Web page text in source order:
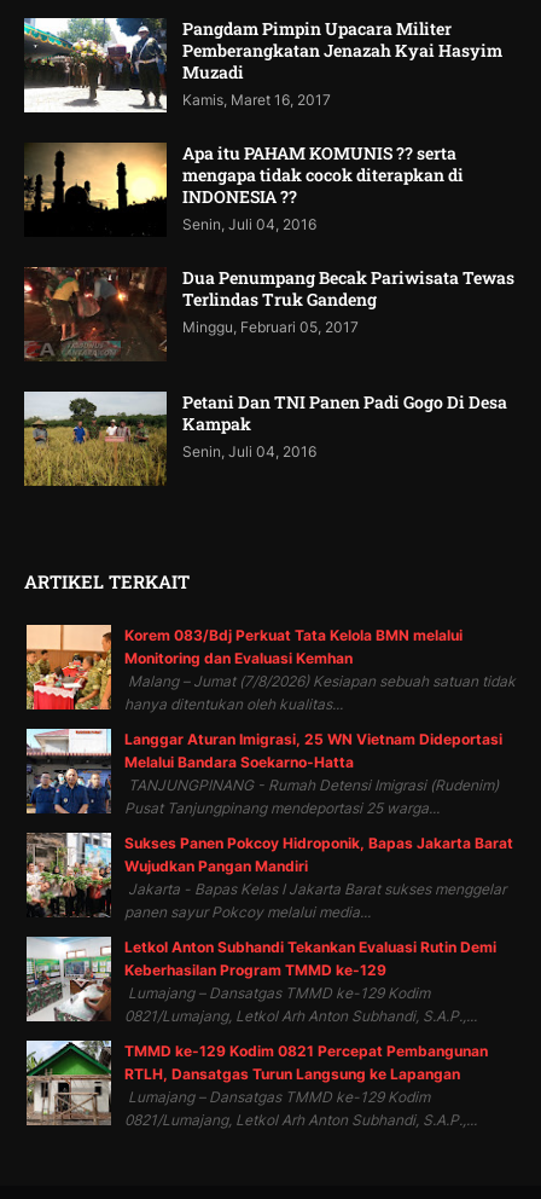
Pangdam Pimpin Upacara Militer
Pemberangkatan Jenazah Kyai Hasyim
Muzadi
Kamis, Maret 16, 2017
Apa itu PAHAM KOMUNIS ?? serta
mengapa tidak cocok diterapkan di
INDONESIA ??
Senin, Juli 04, 2016
Dua Penumpang Becak Pariwisata Tewas
Terlindas Truk Gandeng
Minggu, Februari 05, 2017
Petani Dan TNI Panen Padi Gogo Di Desa
Kampak
Senin, Juli 04, 2016
ARTIKEL TERKAIT
Korem 083/Bdj Perkuat Tata Kelola BMN melalui
Monitoring dan Evaluasi Kemhan
Malang – Jumat (7/8/2026) Kesiapan sebuah satuan tidak
hanya ditentukan oleh kualitas...
Langgar Aturan Imigrasi, 25 WN Vietnam Dideportasi
Melalui Bandara Soekarno-Hatta
TANJUNGPINANG - Rumah Detensi Imigrasi (Rudenim)
Pusat Tanjungpinang mendeportasi 25 warga...
Sukses Panen Pokcoy Hidroponik, Bapas Jakarta Barat
Wujudkan Pangan Mandiri
Jakarta - Bapas Kelas I Jakarta Barat sukses menggelar
panen sayur Pokcoy melalui media...
Letkol Anton Subhandi Tekankan Evaluasi Rutin Demi
Keberhasilan Program TMMD ke-129
Lumajang – Dansatgas TMMD ke-129 Kodim
0821/Lumajang, Letkol Arh Anton Subhandi, S.A.P.,...
TMMD ke-129 Kodim 0821 Percepat Pembangunan
RTLH, Dansatgas Turun Langsung ke Lapangan
Lumajang – Dansatgas TMMD ke-129 Kodim
0821/Lumajang, Letkol Arh Anton Subhandi, S.A.P.,...